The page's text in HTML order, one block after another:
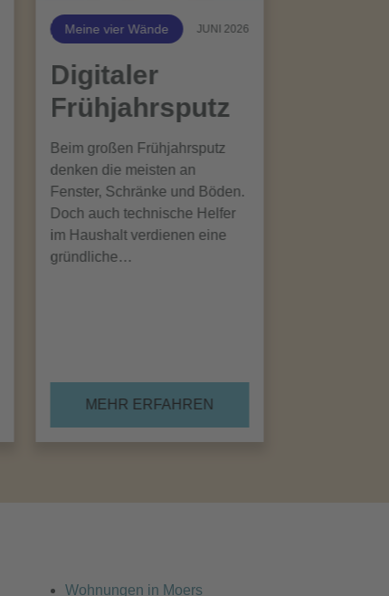
Meine vier Wände JUNI 2026
Digitaler
Frühjahrsputz
Beim großen Frühjahrsputz
denken die meisten an
Fenster, Schränke und Böden.
Doch auch technische Helfer
im Haushalt verdienen eine
gründliche…
MEHR ERFAHREN
Wohnungen in Moers